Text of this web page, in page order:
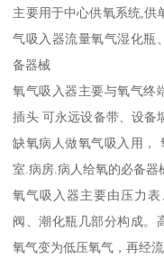
主要用于中心供氧系统,供
气吸入器流量氧气湿化瓶
备器械
氧气吸入器主要与氧气终
插头 可永远设备带、设备
缺氧病人做氧气吸入用，
室.病房.病人给氧的必备器
氧气吸入器主要由压力
阀、潮化瓶几部分构成。
氧气变为低压氧气，再经